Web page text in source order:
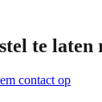
te laten
contact op